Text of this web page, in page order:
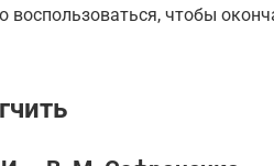
чтобы